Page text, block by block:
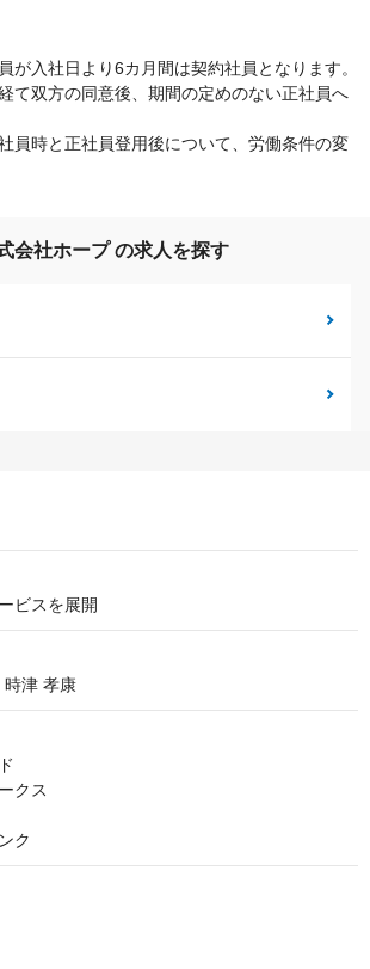
が入社日より6カ月間は契約社員となります。
て双方の同意後、期間の定めのない正社員へ
員時と正社員登用後について、労働条件の変
会社ホープ の求人を探す
ビスを展開
時津 孝康
クス
ク